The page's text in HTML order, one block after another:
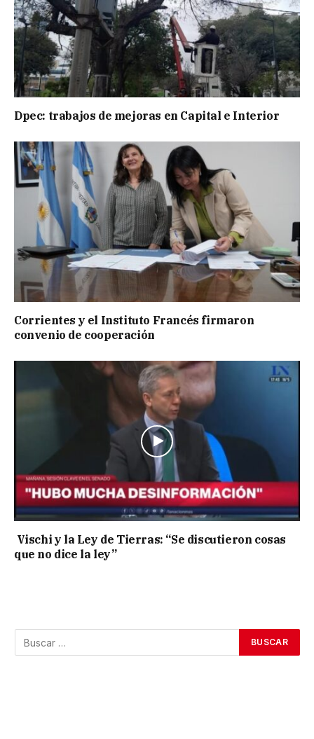
Dpec: trabajos de mejoras en Capital e Interior
Corrientes y el Instituto Francés firmaron
convenio de cooperación
Vischi y la Ley de Tierras: “Se discutieron cosas
que no dice la ley”